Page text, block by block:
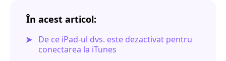
În acest articol:
De ce iPad-ul dvs. este dezactivat pentru
conectarea la iTunes